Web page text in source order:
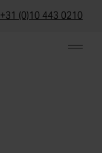
+31 (0)10 443 0210